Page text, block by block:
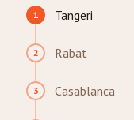
1 Tangeri
2 Rabat
3 Casablanca